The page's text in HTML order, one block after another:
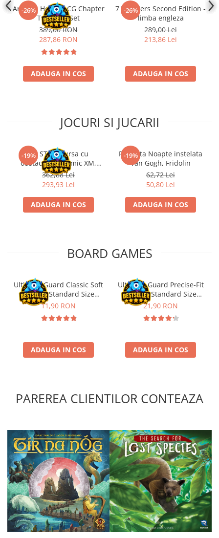
Disney Lorcana
Altered
Star Wars Unlimited
UniVersus CCG
Neverrift TCG
Riftbound League of Legends TCG
One Piece Card Game
Colectii Oficiale Topps si Panini si
altele
Final Fantasy
Grand Archive TCG
Alte TCG-uri
Carti singles
Accesorii pentru puzzle
Puzzle 3000 piese
Puzzle 2000 piese
Puzzle 20 piese
Puzzle 260 piese
Puzzle 4000 piese
Puzzle 500 piese
4D Cityscape Time Puzzle
Puzzle 180 piese
Puzzle 12 piese
Educative
-26%
Arkham Horror LCG Chapter
Two Core Set
389,00 RON
287,86 RON
ADAUGA IN COS
-26%
7 Wonders Second Edition -
limba engleza
289,00 Lei
213,86 Lei
ADAUGA IN COS
JOCURI SI JUCARII
-19%Kit STEM Cursa cu
obstacole Dynamic XM,
Fischertechnik
362,88 Lei
293,93 Lei
ADAUGA IN COS
-19%
Flasneta Noapte instelata
Van Gogh, Fridolin
62,72 Lei
50,80 Lei
ADAUGA IN COS
BOARD GAMES
Ultimate Guard Classic Soft
Sleeves Standard Size
Transparent (100)
11,90 RON
ADAUGA IN COS
Ultimate Guard Precise-Fit
Sleeves Standard Size
Transparent (100)
21,90 RON
ADAUGA IN COS
PAREREA CLIENTILOR CONTEAZA